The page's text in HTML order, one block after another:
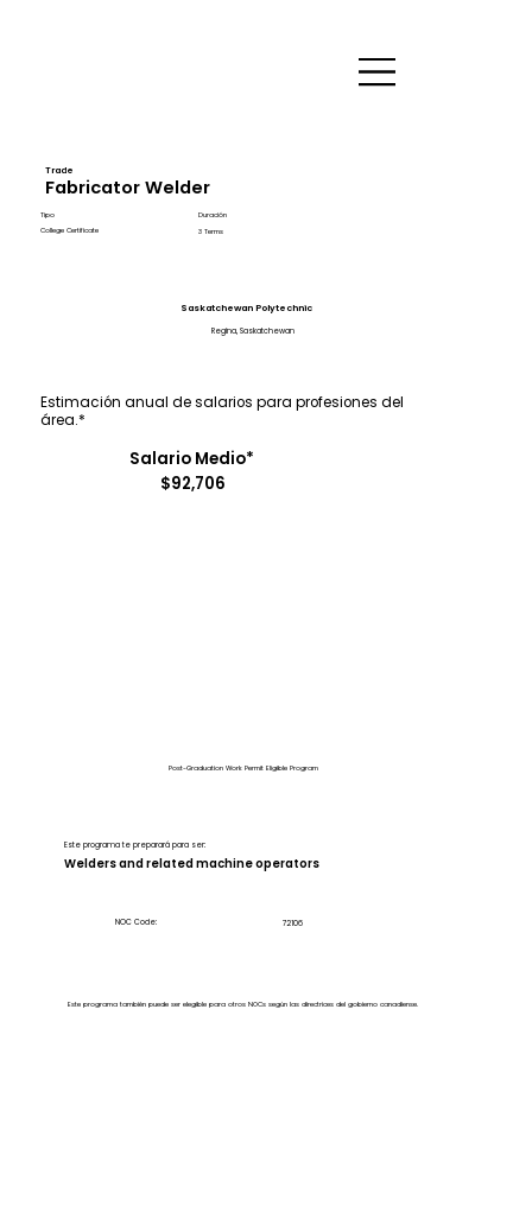
Trade
Fabricator Welder
Tipo
College Certificate
Duración
3 Terms
Saskatchewan Polytechnic
Regina, Saskatchewan
Salario Medio*
$92,706
Estimación anual de salarios para profesiones del
área.*
Post-Graduation Work Permit Eligible Program
Este programa te preparará para ser:
Welders and related machine operators
NOC Code: 72106
Este programa también puede ser elegible para otros NOCs según las directrices del gobierno canadiense.